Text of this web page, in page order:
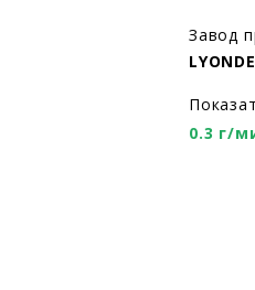
Завод
0.3 г/